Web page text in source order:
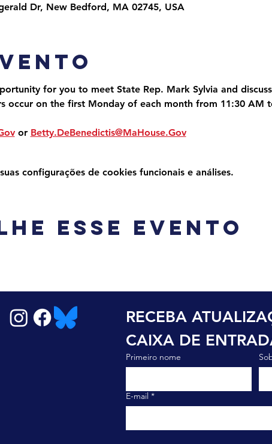
Dr, New Bedford, MA 02745, USA
for you to meet State Rep. Mark Sylvia and
occur on the first Monday of each month from 11:30 AM
or Betty.DeBenedictis@MaHouse.Gov
configurações de cookies funcionais e análises.
esse evento
RECEBA
CAIXA DE
Primeiro nome
E-mail *